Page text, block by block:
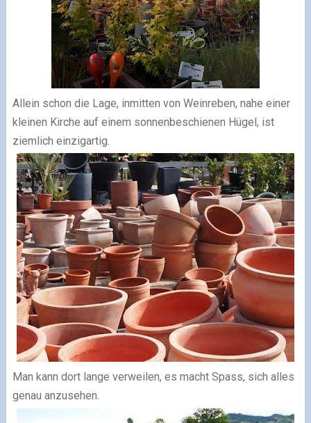
Allein schon die Lage, inmitten von Weinreben, nahe einer
kleinen Kirche auf einem sonnenbeschienen Hügel, ist
ziemlich einzigartig.
Man kann dort lange verweilen, es macht Spass, sich alles
genau anzusehen.